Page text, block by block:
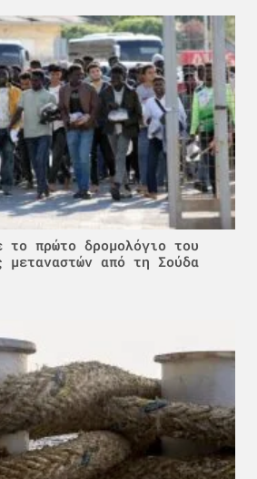
το πρώτο δρομολόγιο του
μεταναστών από τη Σούδα